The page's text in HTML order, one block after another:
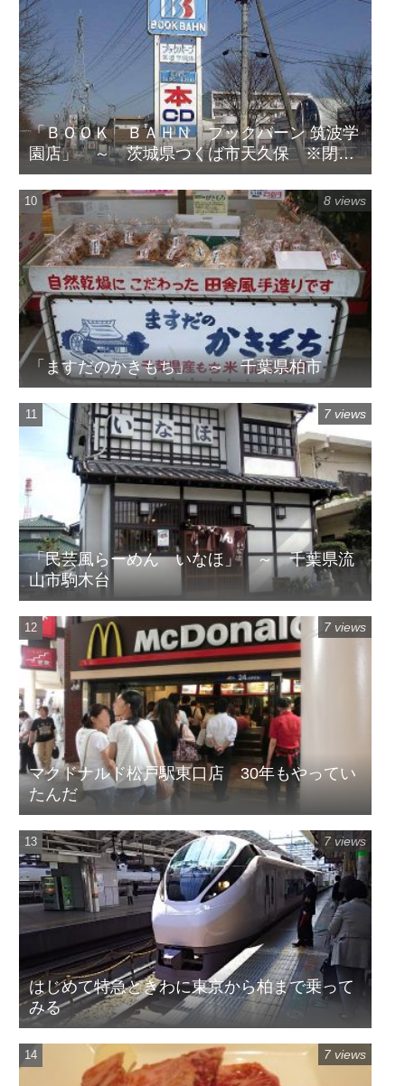
「ＢＯＯＫ ＢＡＨＮ ブックバーン 筑波学
園店」 ～ 茨城県つくば市天久保 ※閉店
してます
「ますだのかきもち」 ～ 千葉県柏市
8 views
「民芸風らーめん いなほ」 ～ 千葉県流
山市駒木台
7 views
マクドナルド松戸駅東口店 30年もやってい
たんだ
7 views
はじめて特急ときわに東京から柏まで乗って
みる
7 views
7 views